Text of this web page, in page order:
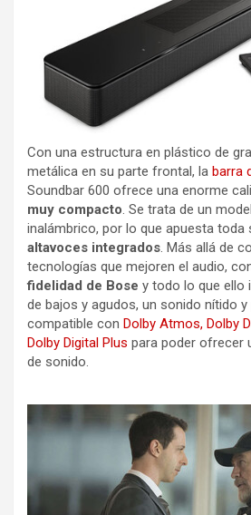
Con una estructura en plástico de
metálica en su parte frontal, la barra
Soundbar 600 ofrece una enorme
muy compacto. Se trata de un
inalámbrico, por lo que apuesta toda
altavoces integrados. Más allá de
tecnologías que mejoren el audio,
fidelidad de Bose y todo lo que ello
de bajos y agudos, un sonido nítido
compatible con Dolby Atmos, Dolby
Dolby Digital Plus para poder ofrecer
de sonido.